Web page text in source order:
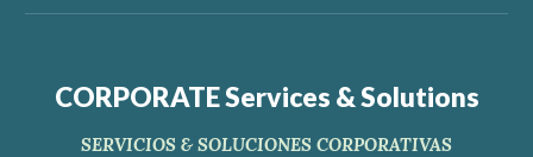
CORPORATE Services & Solutions
SERVICIOS & SOLUCIONES CORPORATIVAS